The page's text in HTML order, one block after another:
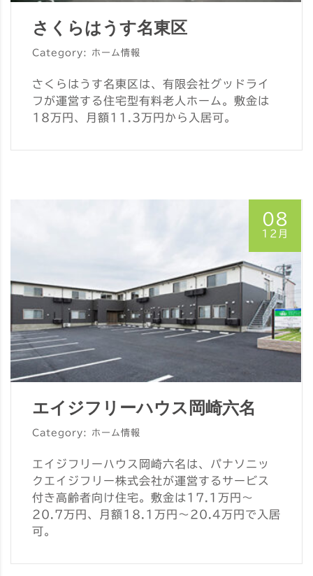
さくらはうす名東区
Category: ホーム情報
さくらはうす名東区は、有限会社グッドライ
フが運営する住宅型有料老人ホーム。敷金は
18万円、月額11.3万円から入居可。
08
12月
エイジフリーハウス岡崎六名
Category: ホーム情報
エイジフリーハウス岡崎六名は、パナソニッ
クエイジフリー株式会社が運営するサービス
付き高齢者向け住宅。敷金は17.1万円～
20.7万円、月額18.1万円～20.4万円で入居
可。